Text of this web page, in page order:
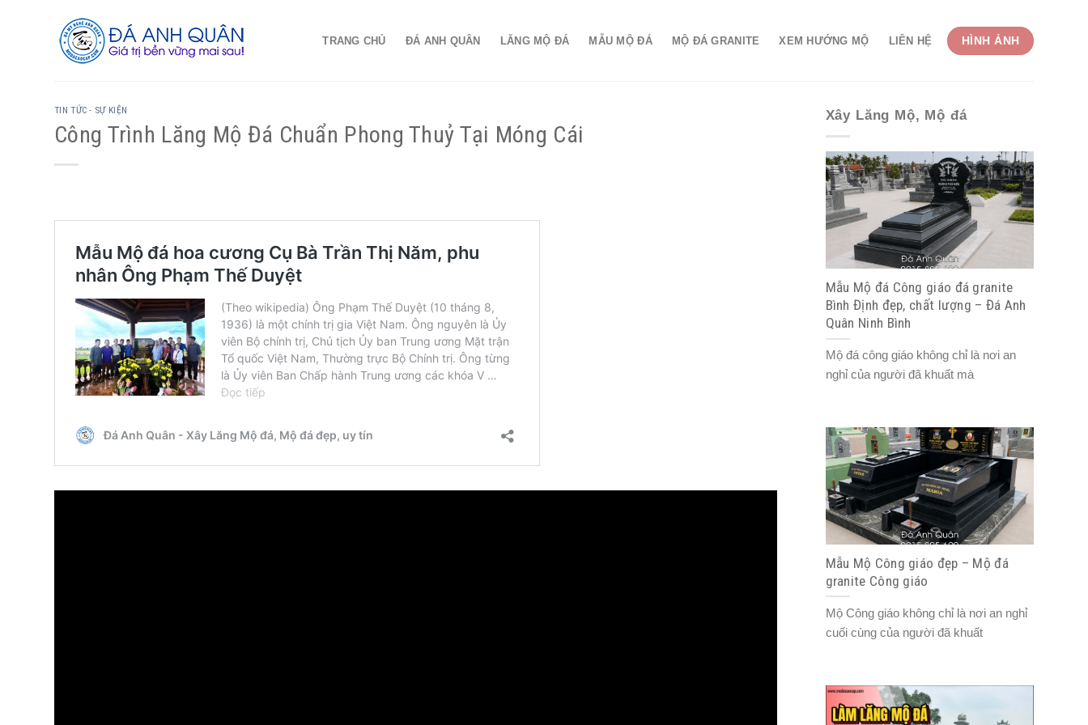
TRANG CHỦ ĐÁ ANH QUÂN LĂNG MỘ ĐÁ MẪU MỘ ĐÁ MỘ ĐÁ GRANITE XEM HƯỚNG MỘ LIÊN HỆ HÌNH ẢNH
TIN TỨC - SỰ KIỆN
Công Trình Lăng Mộ Đá Chuẩn Phong Thuỷ Tại Móng Cái
Xây Lăng Mộ, Mộ đá
Mẫu Mộ đá Công giáo đá granite
Bình Định đẹp, chất lượng – Đá Anh
Quân Ninh Bình
Mộ đá công giáo không chỉ là nơi an
nghỉ của người đã khuất mà
Mẫu Mộ Công giáo đẹp – Mộ đá
granite Công giáo
Mộ Công giáo không chỉ là nơi an nghỉ
cuối cùng của người đã khuất